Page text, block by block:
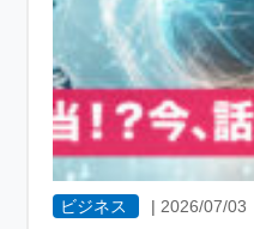
ビジネス |2026/07/03